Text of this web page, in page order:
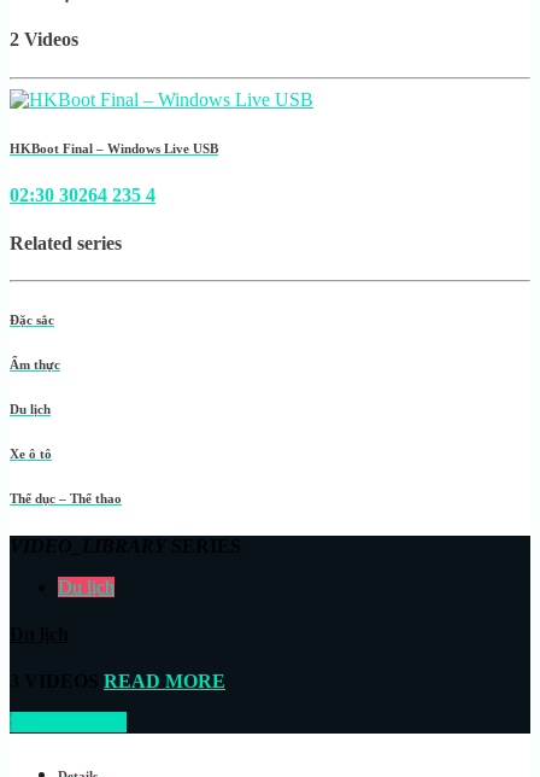
2 Videos
HKBoot Final – Windows Live USB
02:30 30264 235 4
Related series
Đặc sắc
Ẩm thực
Du lịch
Xe ô tô
Thể dục – Thể thao
Du lịch
READ MORE
START NOW